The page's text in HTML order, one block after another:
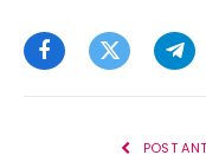
FacebookTwitter
POST